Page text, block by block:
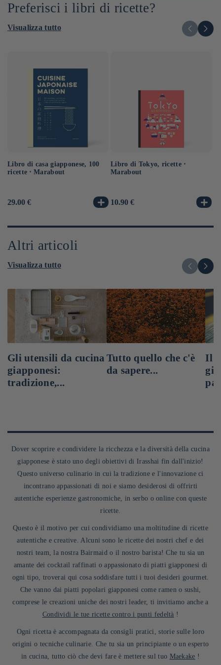
Preferisci i libri di ricette?
Visualizza tutto
Libro di casa giapponese, 100
ricette ⋅ Marabout
Prezzo
29.00 €
Libro di Tokyo, ricette ⋅
Marabout
Prezzo
10.90 €
Altri articoli
Visualizza tutto
Gli utensili da cucina
giapponesi:
tradizione,...
Tutto quello che c'è
da sapere...
Il
Dover scoprire e condividere la ricchezza e la diversità della cucina
giapponese è stato uno degli obiettivi di Irasshai fin dall'inizio!
Questo universo culinario in cui la tradizione e l'innovazione ci
incontrano appassionati di noi e siamo desiderosi di offrirti
autentiche esperienze gastronomiche, in serbo o online con queste
ricette.
Questo è il motivo per cui condividiamo una moltitudine di ricette
autentiche e creative. Alcuni sono le ricette dei nostri chef e dei
nostri team, la nostra Bairmaid o il nostro barista! Che tu sia un
amante dei cocktail raffinati o appassionato di piatti giapponesi di
ogni tipo, troverai qui cosa soddisfare tutti i tuoi desideri gourmet.
Che vanno dai piatti popolari giapponesi come ramen o sushi,
comprese le creazioni uniche dei nostri leader, ti invitiamo anche a
Condividi le tue ricette contro i punti fedeltà !
Ogni ricetta è accompagnata da consigli pratici, storie sulle loro
origini o tecniche culinarie. Che tu sia un principiante o un esperto
in cucina, tutto ciò che devi fare è mettere sul tuo Maekake !